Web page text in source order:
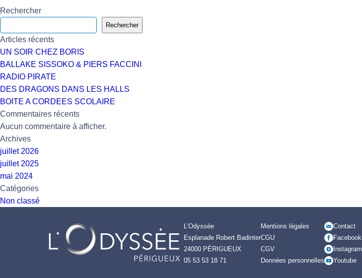
Rechercher
Rechercher
Articles récents
UN SOIR CHEZ BORIS
BALLAKE SISSOKO & PIERS FACCINI
RADIO PIRATE
DES DRAGONS DANS LES HALLS
BOITE A CORDEES SCOLAIRE
Commentaires récents
Aucun commentaire à afficher.
Archives
juillet 2026
juillet 2025
mai 2024
Catégories
Non classé
L’Odyssée
Esplanade Robert Badinter
24000 PÉRIGUEUX
05 53 53 18 71
Mentions légales
CGU
CGV
Données personnelles
Contact
Facebook
Instagram
Youtube